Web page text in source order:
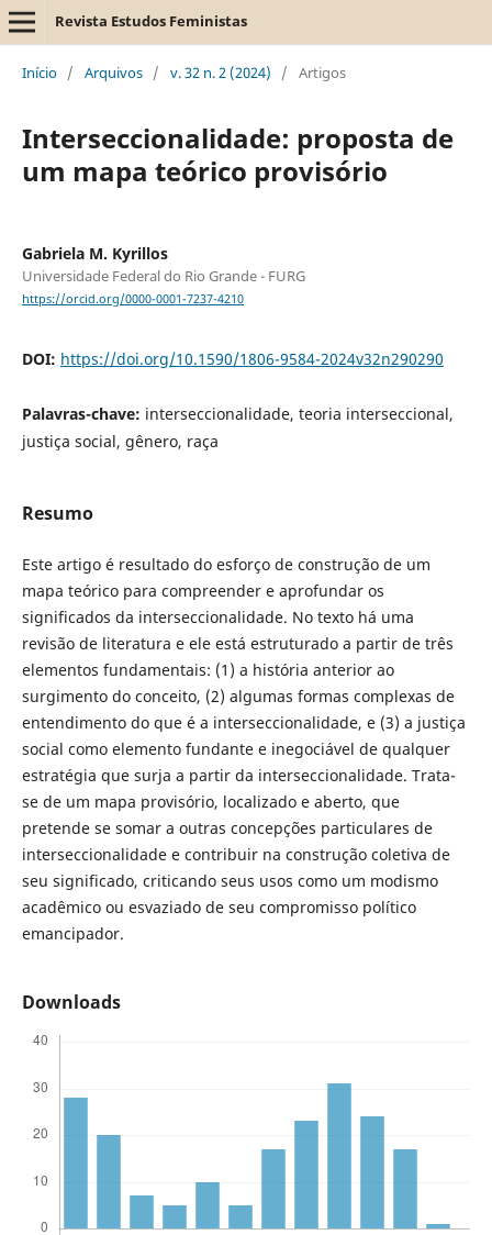
Revista Estudos Feministas
Início / Arquivos / v. 32 n. 2 (2024) / Artigos
Interseccionalidade: proposta de
um mapa teórico provisório
Gabriela M. Kyrillos
Universidade Federal do Rio Grande - FURG
https://orcid.org/0000-0001-7237-4210
DOI: https://doi.org/10.1590/1806-9584-2024v32n290290
Palavras-chave: interseccionalidade, teoria interseccional,
justiça social, gênero, raça
Resumo
Este artigo é resultado do esforço de construção de um
mapa teórico para compreender e aprofundar os
significados da interseccionalidade. No texto há uma
revisão de literatura e ele está estruturado a partir de três
elementos fundamentais: (1) a história anterior ao
surgimento do conceito, (2) algumas formas complexas de
entendimento do que é a interseccionalidade, e (3) a justiça
social como elemento fundante e inegociável de qualquer
estratégia que surja a partir da interseccionalidade. Trata-
se de um mapa provisório, localizado e aberto, que
pretende se somar a outras concepções particulares de
interseccionalidade e contribuir na construção coletiva de
seu significado, criticando seus usos como um modismo
acadêmico ou esvaziado de seu compromisso político
emancipador.
Downloads